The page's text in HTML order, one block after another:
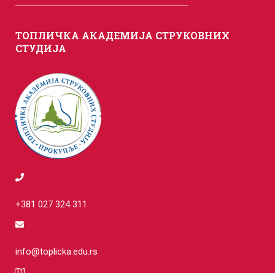
ТОПЛИЧКА АКАДЕМИЈА СТРУКОВНИХ
СТУДИЈА
+381 027 324 311
info@toplicka.edu.rs